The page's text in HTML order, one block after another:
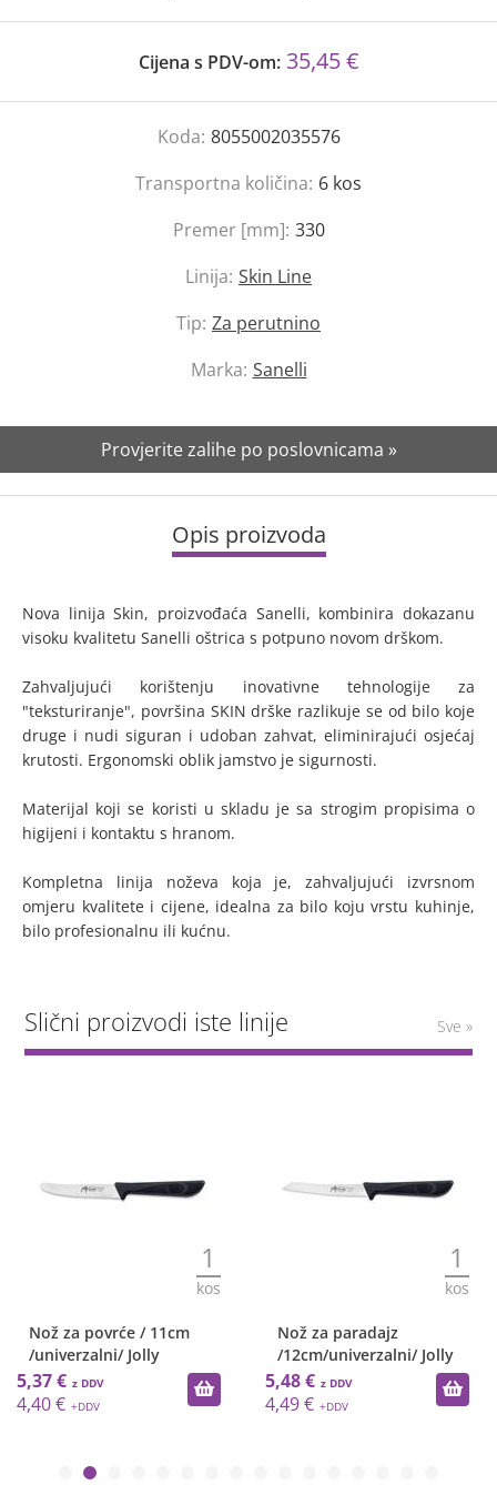
Cijena s PDV-om: 35,45 €
Koda: 8055002035576
Transportna količina: 6 kos
Premer [mm]: 330
Linija: Skin Line
Tip: Za perutnino
Marka: Sanelli
Provjerite zalihe po poslovnicama »
Opis proizvoda
Nova linija Skin, proizvođaća Sanelli, kombinira dokazanu
visoku kvalitetu Sanelli oštrica s potpuno novom drškom.
Zahvaljujući korištenju inovativne tehnologije za
"teksturiranje", površina SKIN drške razlikuje se od bilo koje
druge i nudi siguran i udoban zahvat, eliminirajući osjećaj
krutosti. Ergonomski oblik jamstvo je sigurnosti.
Materijal koji se koristi u skladu je sa strogim propisima o
higijeni i kontaktu s hranom.
Kompletna linija noževa koja je, zahvaljujući izvrsnom
omjeru kvalitete i cijene, idealna za bilo koju vrstu kuhinje,
bilo profesionalnu ili kućnu.
Slični proizvodi iste linije Sve »
1
kos
Nož za povrće / 11cm
/univerzalni/ Jolly
5,37 €
4,40 €
1
kos
Nož za paradajz
/12cm/univerzalni/ Jolly
5,48 €
4,49 €